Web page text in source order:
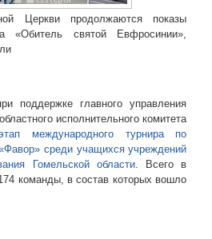
Церкви продолжаются показы
«Обитель святой Евфросинии»,
поддержке главного управления
исполнительного комитета
международного турнира по
среди учащихся учреждений
Гомельской области. Всего в
команды, в состав которых вошло